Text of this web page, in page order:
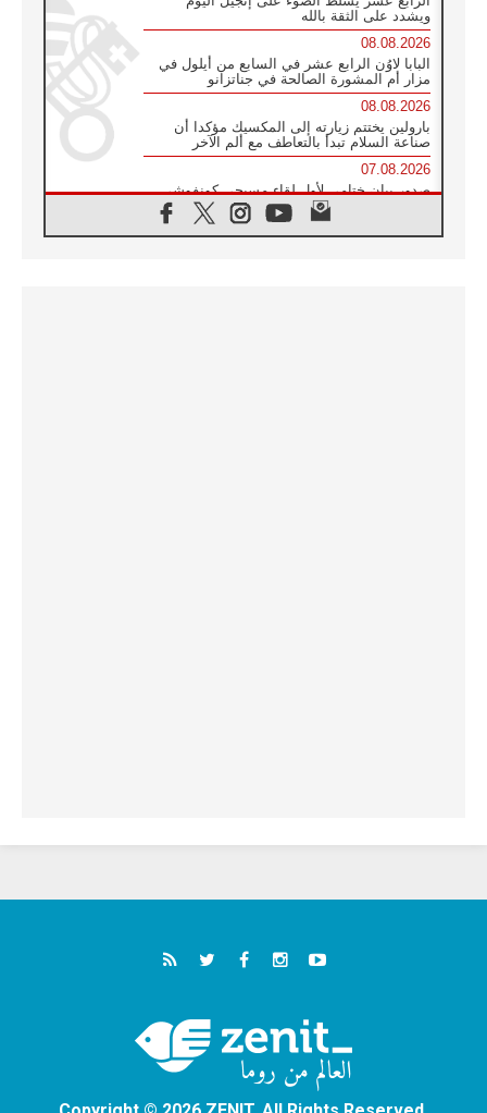
ويشدد على الثقة بالله
08.08.2026
البابا لاوُن الرابع عشر في السابع من أيلول في
مزار أم المشورة الصالحة في جناتزانو
08.08.2026
بارولين يختتم زيارته إلى المكسيك مؤكدا أن
صناعة السلام تبدأ بالتعاطف مع ألم الآخر
07.08.2026
صدور بيان ختامي لأول لقاء مسيحي كونفوشي
بمشاركة الدائرة الفاتيكانية للحوار بين الأديان
07.08.2026